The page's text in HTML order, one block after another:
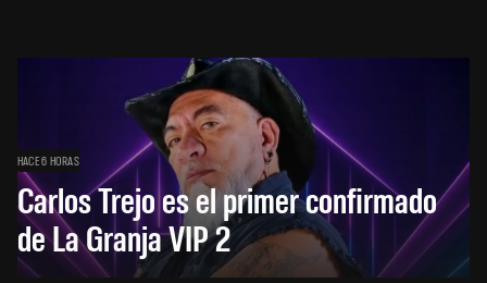
HACE 6 HORAS
Carlos Trejo es el primer confirmado
de La Granja VIP 2